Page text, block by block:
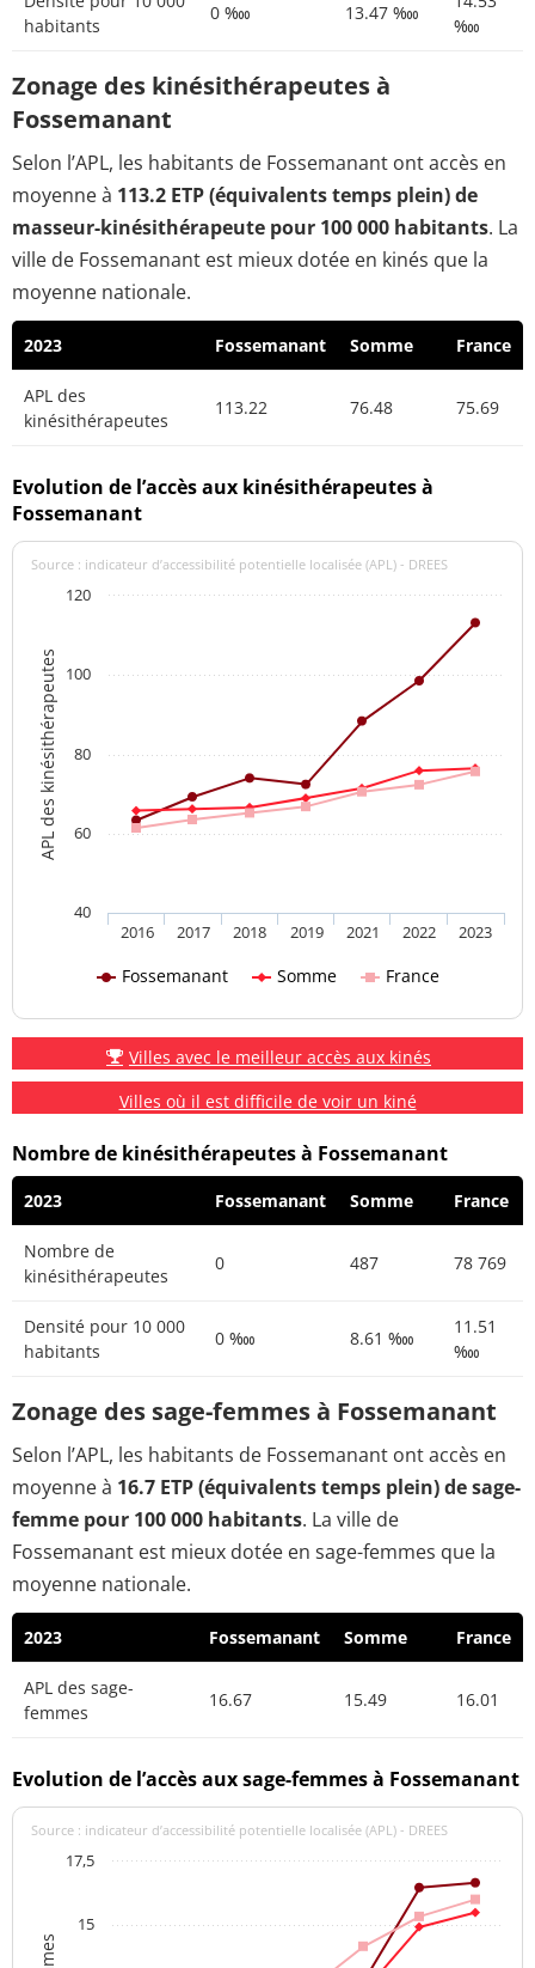
habitants
0 ‱ 13.47 ‱
‱
Zonage des kinésithérapeutes à
Fossemanant
Selon l’APL, les habitants de Fossemanant ont accès en
moyenne à 113.2 ETP (équivalents temps plein) de
masseur-kinésithérapeute pour 100 000 habitants. La
ville de Fossemanant est mieux dotée en kinés que la
moyenne nationale.
2023 Fossemanant Somme France
APL des
kinésithérapeutes
113.22 76.48 75.69
Evolution de l’accès aux kinésithérapeutes à
Fossemanant
APL des kinésithérapeutes
Source : indicateur d’accessibilité potentielle localisée (APL) - DREES
Fossemanant Somme France
2016 2017 2018 2019 2021 2022 2023
40
60
80
100
120
Villes avec le meilleur accès aux kinés
Villes où il est difficile de voir un kiné
Nombre de kinésithérapeutes à Fossemanant
2023 Fossemanant Somme France
Nombre de
kinésithérapeutes
0 487 78 769
Densité pour 10 000
habitants
0 ‱ 8.61 ‱
11.51
‱
Zonage des sage-femmes à Fossemanant
Selon l’APL, les habitants de Fossemanant ont accès en
moyenne à 16.7 ETP (équivalents temps plein) de sage-
femme pour 100 000 habitants. La ville de
Fossemanant est mieux dotée en sage-femmes que la
moyenne nationale.
2023 Fossemanant Somme France
APL des sage-
femmes
16.67 15.49 16.01
Evolution de l’accès aux sage-femmes à Fossemanant
Source : indicateur d’accessibilité potentielle localisée (APL) - DREES
15
17,5